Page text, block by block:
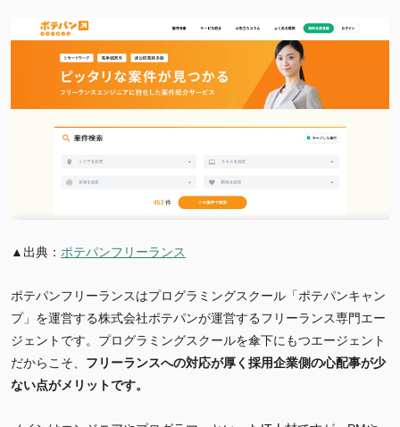
▲出典： ポテパンフリーランス
ポテパンフリーランスはプログラミングスクール「ポテパンキャン
プ」を運営する株式会社ポテパンが運営するフリーランス専門エー
ジェントです。プログラミングスクールを傘下にもつエージェント
だからこそ、 フリーランスへの対応が厚く採用企業側の心配事が少
ない点がメリットです。